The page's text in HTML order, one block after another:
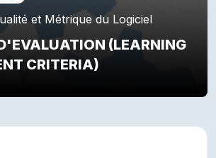
et Métrique du Logiciel
(LEARNING
CRITERIA)